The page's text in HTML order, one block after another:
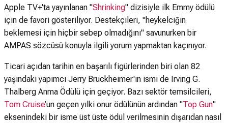
Apple TV+'ta yayınlanan "Shrinking" dizisiyle ilk Emmy ödülü
için de favori gösteriliyor. Destekçileri, "heykelciğin
beklemesi için hiçbir sebep olmadığını" savunurken bir
AMPAS sözcüsü konuyla ilgili yorum yapmaktan kaçınıyor.
Ticari açıdan tarihin en başarılı figürlerinden biri olan 82
yaşındaki yapımcı Jerry Bruckheimer'ın ismi de Irving G.
Thalberg Anma Ödülü için geçiyor. Bazı sektör temsilcileri,
Tom Cruise’un geçen yılki onur ödülünün ardından "Top Gun"
eksenindeki bir isme üst üste ödül verilmesinin dışarıdan nasıl